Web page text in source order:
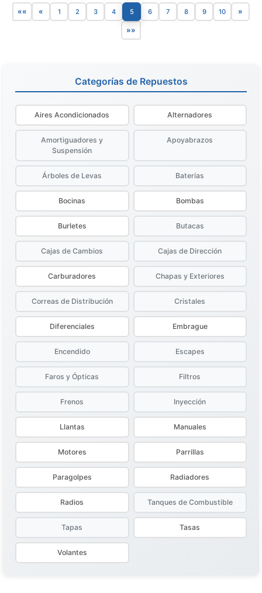
«« « 1 2 3 4 5 6 7 8 9 10 »
»»
Categorías de Repuestos
Aires Acondicionados Alternadores
Amortiguadores y
Suspensión
Apoyabrazos
Árboles de Levas Baterías
Bocinas Bombas
Burletes Butacas
Cajas de Cambios Cajas de Dirección
Carburadores Chapas y Exteriores
Correas de Distribución Cristales
Diferenciales Embrague
Encendido Escapes
Faros y Ópticas Filtros
Frenos Inyección
Llantas Manuales
Motores Parrillas
Paragolpes Radiadores
Radios Tanques de Combustible
Tapas Tasas
Volantes